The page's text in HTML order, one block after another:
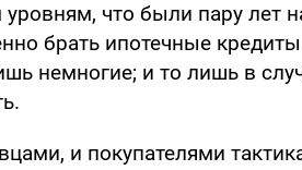
уровням, что были пару лет
брать ипотечные
немногие; и то лишь в
и покупателями